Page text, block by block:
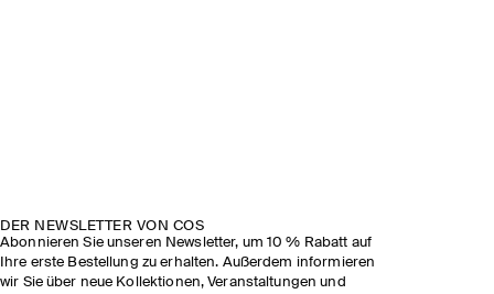
DER NEWSLETTER VON COS
Abonnieren Sie unseren Newsletter, um 10 % Rabatt auf
Ihre erste Bestellung zu erhalten. Außerdem informieren
wir Sie über neue Kollektionen, Veranstaltungen und